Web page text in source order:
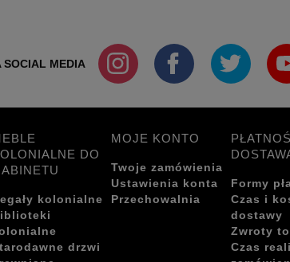
SOCIAL MEDIA
DO
kolonialne
drzwi
MOJE KONTO
Twoje zamówienia
Ustawienia konta
Przechowalnia
Formy
Czas i
dostawy
Zwroty
Czas